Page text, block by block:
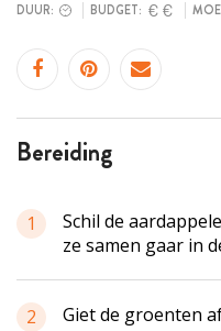
DUUR: BUDGET:
bereiding
1
Schil de
ze samen gaar in
2 Giet de groenten